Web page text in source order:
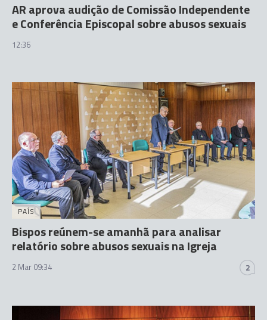
AR aprova audição de Comissão Independente
e Conferência Episcopal sobre abusos sexuais
12:36
PAÍS
Bispos reúnem-se amanhã para analisar
relatório sobre abusos sexuais na Igreja
2 Mar 09:34 2